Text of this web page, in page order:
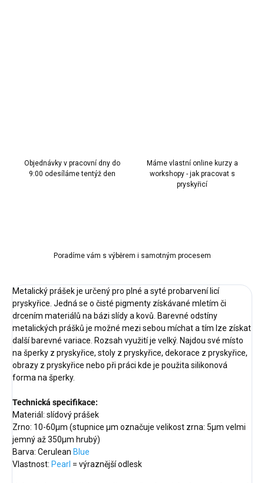
Objednávky v pracovní dny do
9:00 odesíláme tentýž den
Máme vlastní online kurzy a
workshopy - jak pracovat s
pryskyřicí
Poradíme vám s výběrem i samotným procesem
Metalický prášek je určený pro plné a syté probarvení licí
pryskyřice. Jedná se o čisté pigmenty získávané mletím či
drcením materiálů na bázi slídy a kovů. Barevné odstíny
metalických prášků je možné mezi sebou míchat a tím lze získat
další barevné variace. Rozsah využití je velký. Najdou své místo
na šperky z pryskyřice, stoly z pryskyřice, dekorace z pryskyřice,
obrazy z pryskyřice nebo při práci kde je použita silikonová
forma na šperky.
Technická specifikace:
Materiál: slídový prášek
Zrno: 10-60μm (stupnice μm označuje velikost zrna: 5μm velmi
jemný až 350μm hrubý)
Barva: Cerulean Blue
Vlastnost: Pearl = výraznější odlesk